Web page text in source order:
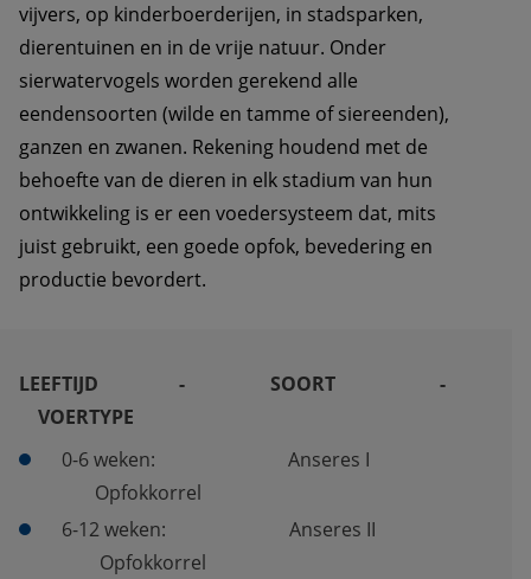
vijvers, op kinderboerderijen, in stadsparken,
dierentuinen en in de vrije natuur. Onder
sierwatervogels worden gerekend alle
eendensoorten (wilde en tamme of siereenden),
ganzen en zwanen. Rekening houdend met de
behoefte van de dieren in elk stadium van hun
ontwikkeling is er een voedersysteem dat, mits
juist gebruikt, een goede opfok, bevedering en
productie bevordert.
LEEFTIJD                 -                  SOORT                      -
    VOERTYPE
0-6 weken:                            Anseres I
       Opfokkorrel
6-12 weken:                          Anseres II
        Opfokkorrel